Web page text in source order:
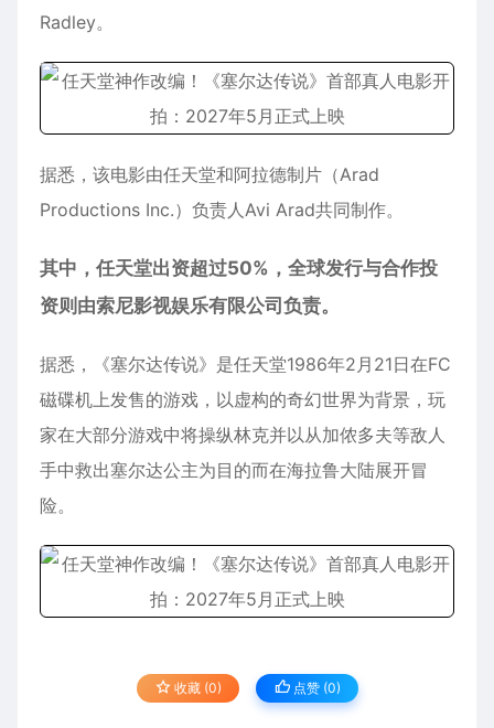
Radley。
据悉，该电影由任天堂和阿拉德制片（Arad
Productions Inc.）负责人Avi Arad共同制作。
其中，任天堂出资超过50%，全球发行与合作投
资则由索尼影视娱乐有限公司负责。
据悉，《塞尔达传说》是任天堂1986年2月21日在FC
磁碟机上发售的游戏，以虚构的奇幻世界为背景，玩
家在大部分游戏中将操纵林克并以从加侬多夫等敌人
手中救出塞尔达公主为目的而在海拉鲁大陆展开冒
险。
收藏 (0) 点赞 (0)